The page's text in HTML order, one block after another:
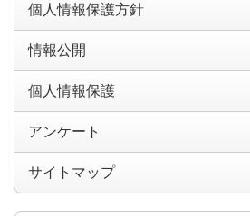
個人情報保護方針
情報公開
個人情報保護
アンケート
サイトマップ